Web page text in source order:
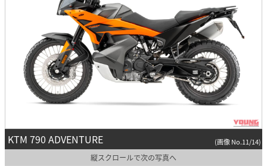
KTM 790 ADVENTURE (画像 No.11/14)
縦スクロールで次の写真へ